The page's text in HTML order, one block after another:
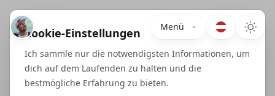
Cookie-Einstellungen
Ich sammle nur die notwendigsten Informationen, um
dich auf dem Laufenden zu halten und die
bestmögliche Erfahrung zu bieten.
Menü
September 14, 2024